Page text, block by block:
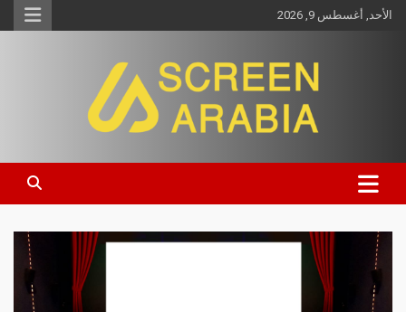
الأحد, أغسطس 9, 2026
Screen Arabia